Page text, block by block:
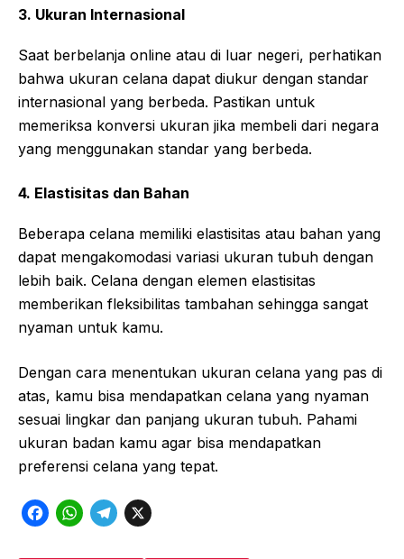
3. Ukuran Internasional
Saat berbelanja online atau di luar negeri, perhatikan
bahwa ukuran celana dapat diukur dengan standar
internasional yang berbeda. Pastikan untuk
memeriksa konversi ukuran jika membeli dari negara
yang menggunakan standar yang berbeda.
4. Elastisitas dan Bahan
Beberapa celana memiliki elastisitas atau bahan yang
dapat mengakomodasi variasi ukuran tubuh dengan
lebih baik. Celana dengan elemen elastisitas
memberikan fleksibilitas tambahan sehingga sangat
nyaman untuk kamu.
Dengan cara menentukan ukuran celana yang pas di
atas, kamu bisa mendapatkan celana yang nyaman
sesuai lingkar dan panjang ukuran tubuh. Pahami
ukuran badan kamu agar bisa mendapatkan
preferensi celana yang tepat.
F
W
T
X